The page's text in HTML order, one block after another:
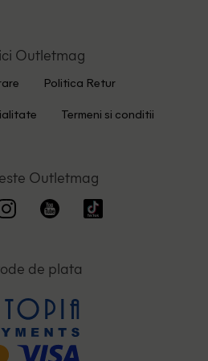
Outletmag
Politica Retur
Termeni si conditii
Outletmag
de plata